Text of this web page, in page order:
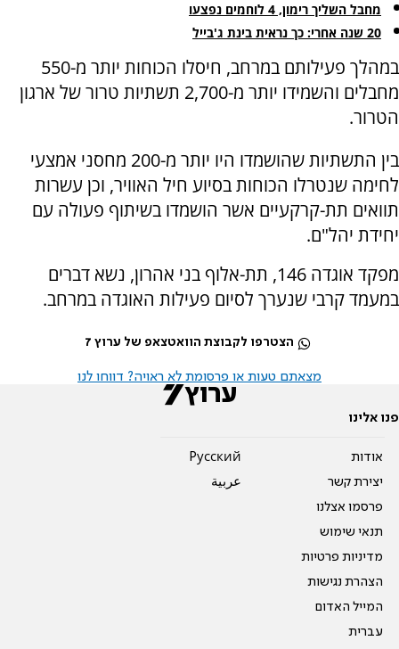
מחבל השליך רימון, 4 לוחמים נפצעו
20 שנה אחרי: כך נראית בינת ג'בייל
במהלך פעילותם במרחב, חיסלו הכוחות יותר מ-550
מחבלים והשמידו יותר מ-2,700 תשתיות טרור של ארגון
הטרור.
בין התשתיות שהושמדו היו יותר מ-200 מחסני אמצעי
לחימה שנטרלו הכוחות בסיוע חיל האוויר, וכן עשרות
תוואים תת-קרקעיים אשר הושמדו בשיתוף פעולה עם
יחידת יהל"ם.
מפקד אוגדה 146, תת-אלוף בני אהרון, נשא דברים
במעמד קרבי שנערך לסיום פעילות האוגדה במרחב.
הצטרפו לקבוצת הוואטצאפ של ערוץ 7
מצאתם טעות או פרסומת לא ראויה? דווחו לנו
פנו אלינו
אודות
יצירת קשר
פרסמו אצלנו
תנאי שימוש
מדיניות פרטיות
הצהרת נגישות
המייל האדום
עברית
Pусский
عربية